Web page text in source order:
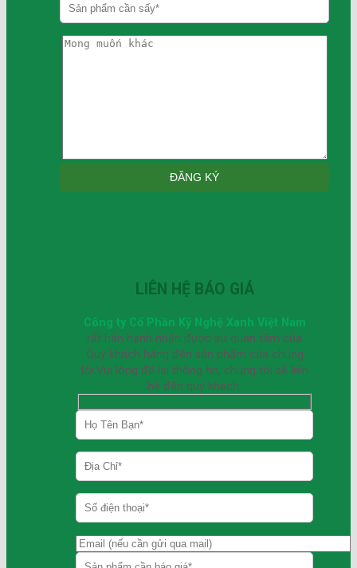
LIÊN HỆ BÁO GIÁ
Công ty Cổ Phần Kỹ Nghệ Xanh Việt Nam
rất hân hạnh nhận được sự quan tâm của
Quý khách hàng đến sản phẩm của chúng
tôi.Vui lòng để lại thông tin, chúng tôi sẽ liên
hệ đến quý khách.